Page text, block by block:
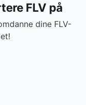
FLV på
dine FLV-